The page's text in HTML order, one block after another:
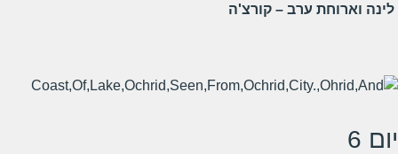
לינה וארוחת ערב – קורצ'ה
יום 6